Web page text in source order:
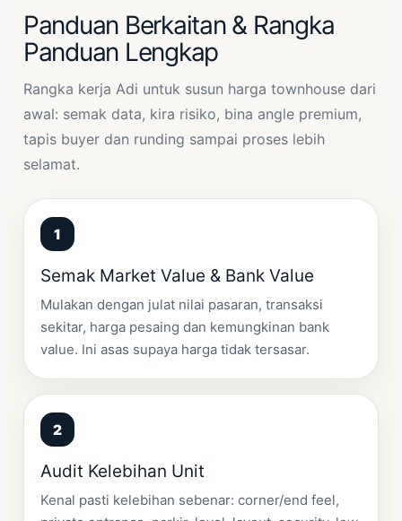
Panduan Berkaitan & Rangka
Panduan Lengkap
Rangka kerja Adi untuk susun harga townhouse dari
awal: semak data, kira risiko, bina angle premium,
tapis buyer dan runding sampai proses lebih
selamat.
Semak Market Value & Bank Value
Mulakan dengan julat nilai pasaran, transaksi
sekitar, harga pesaing dan kemungkinan bank
value. Ini asas supaya harga tidak tersasar.
Audit Kelebihan Unit
Kenal pasti kelebihan sebenar: corner/end feel,